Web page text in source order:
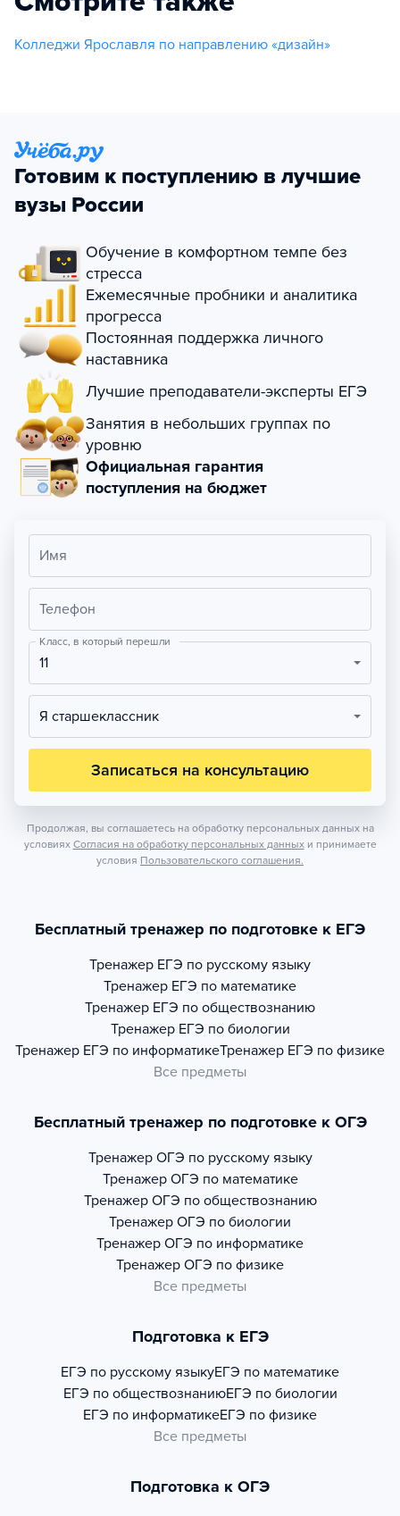
Колледжи Ярославля по направлению «дизайн»
Готовим к поступлению в лучшие
вузы России
Обучение в комфортном темпе без
стресса
Ежемесячные пробники и аналитика
прогресса
Постоянная поддержка личного
наставника
Лучшие преподаватели-эксперты ЕГЭ
Занятия в небольших группах по
уровню
Официальная гарантия
поступления на бюджет
Имя
Телефон
Класс, в который перешли
11
Я старшеклассник
Записаться на консультацию
Продолжая, вы соглашаетесь на обработку персональных данных на
условиях Согласия на обработку персональных данных и принимаете
условия Пользовательского соглашения.
Бесплатный тренажер по подготовке к ЕГЭ
Тренажер ЕГЭ по русскому языку
Тренажер ЕГЭ по математике
Тренажер ЕГЭ по обществознанию
Тренажер ЕГЭ по биологии
Тренажер ЕГЭ по информатикеТренажер ЕГЭ по физике
Все предметы
Бесплатный тренажер по подготовке к ОГЭ
Тренажер ОГЭ по русскому языку
Тренажер ОГЭ по математике
Тренажер ОГЭ по обществознанию
Тренажер ОГЭ по биологии
Тренажер ОГЭ по информатике
Тренажер ОГЭ по физике
Все предметы
Подготовка к ЕГЭ
ЕГЭ по русскому языкуЕГЭ по математике
ЕГЭ по обществознаниюЕГЭ по биологии
ЕГЭ по информатикеЕГЭ по физике
Все предметы
Подготовка к ОГЭ